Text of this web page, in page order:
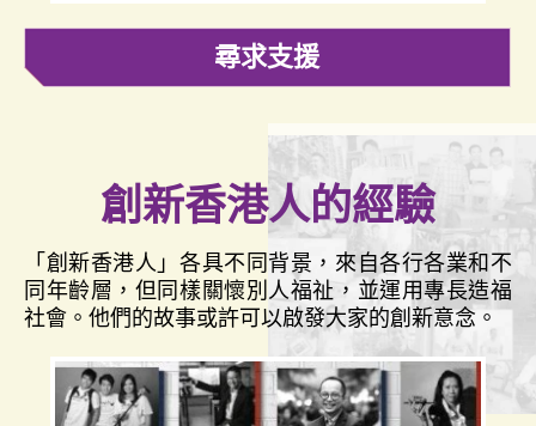
尋求支援
創新香港人的經驗
「創新香港人」各具不同背景，來自各行各業和不
同年齡層，但同樣關懷別人福祉，並運用專長造福
社會。他們的故事或許可以啟發大家的創新意念。